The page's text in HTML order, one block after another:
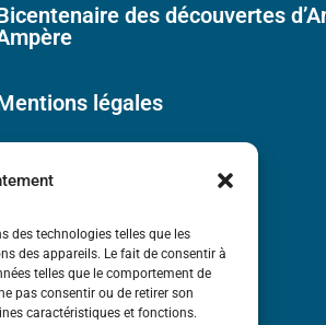
des technologies telles que les
des appareils. Le fait de consentir à
telles que le comportement de
pas consentir ou de retirer son
caractéristiques et fonctions.
des découvertes
légales